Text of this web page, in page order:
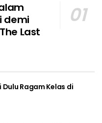
demi
Last
Ragam Kelas di